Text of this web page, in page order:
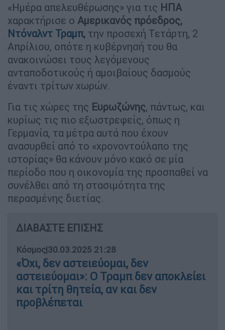
«Ημέρα απελευθέρωσης» για τις ΗΠΑ
χαρακτήρισε ο Αμερικανός πρόεδρος,
Ντόναλντ Τραμπ, την προσεχή Τετάρτη, 2
Απρίλιου, οπότε η κυβέρνησή του θα
ανακοινώσει τους λεγόμενους
ανταποδοτικούς ή αμοιβαίους δασμούς
έναντι τρίτων χωρών.
Για τις χώρες της Ευρωζώνης, πάντως, και
κυρίως τις πιο εξωστρεφείς, όπως η
Γερμανία, τα μέτρα αυτά που έχουν
ανασυρθεί από το «χρονοντούλαπο της
ιστορίας» θα κάνουν μόνο κακό σε μία
περίοδο που η οικονομία της προσπαθεί να
συνέλθει από τη στασιμότητα της
περασμένης διετίας.
ΔΙΑΒΑΣΤΕ ΕΠΙΣΗΣ
Κόσμος|30.03.2025 21:28
«Όχι, δεν αστειεύομαι, δεν
αστειεύομαι»: Ο Τραμπ δεν αποκλείει
και τρίτη θητεία, αν και δεν
προβλέπεται